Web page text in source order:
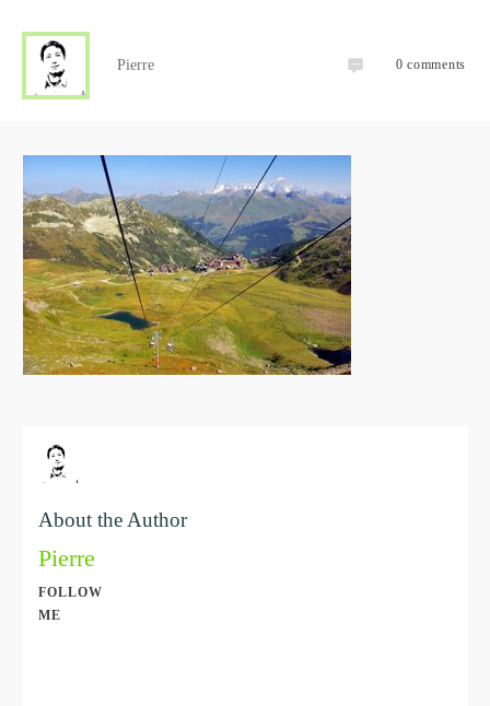
Pierre 0 comments
About the Author
Pierre
FOLLOW
ME